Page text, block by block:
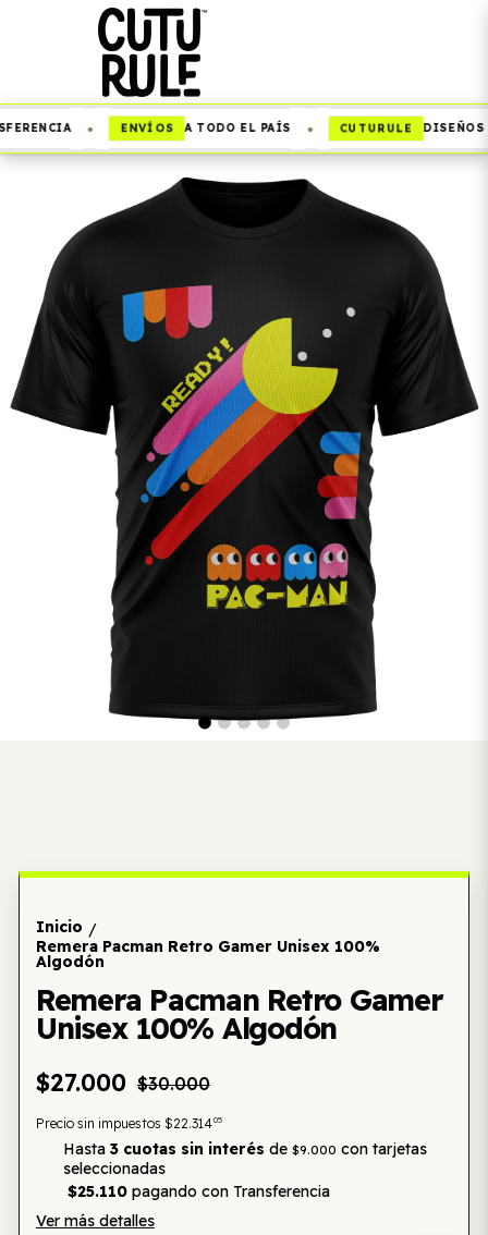
ENVÍOS A TODO EL PAÍS CUTURULE DISEÑOS
Inicio /
Remera Pacman Retro Gamer Unisex 100%
Algodón
Remera Pacman Retro Gamer
Unisex 100% Algodón
$27.000 $30.000
Precio sin impuestos $22.31405
Hasta 3 cuotas sin interés de $9.000 con tarjetas
seleccionadas
$25.110pagando con Transferencia
Ver más detalles